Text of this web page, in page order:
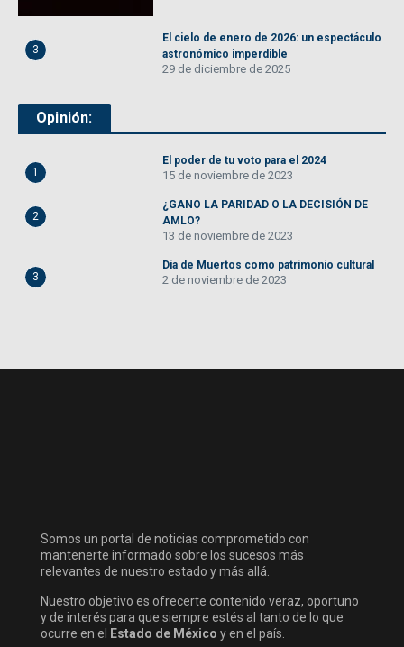
3
El cielo de enero de 2026: un espectáculo
astronómico imperdible
29 de diciembre de 2025
Opinión:
1
El poder de tu voto para el 2024
15 de noviembre de 2023
2
¿GANO LA PARIDAD O LA DECISIÓN DE
AMLO?
13 de noviembre de 2023
3
Día de Muertos como patrimonio cultural
2 de noviembre de 2023
Somos un portal de noticias comprometido con
mantenerte informado sobre los sucesos más
relevantes de nuestro estado y más allá.
Nuestro objetivo es ofrecerte contenido veraz, oportuno
y de interés para que siempre estés al tanto de lo que
ocurre en el
Estado de México y en el país.